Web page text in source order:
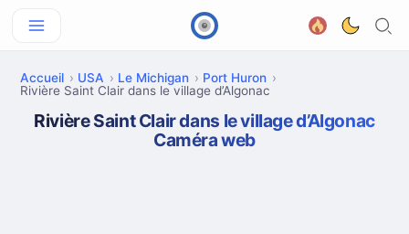
Accueil USA Le Michigan
Port Huron
Rivière Saint Clair dans le village d’Algonac
Rivière Saint Clair dans le village d’Algonac
Caméra web